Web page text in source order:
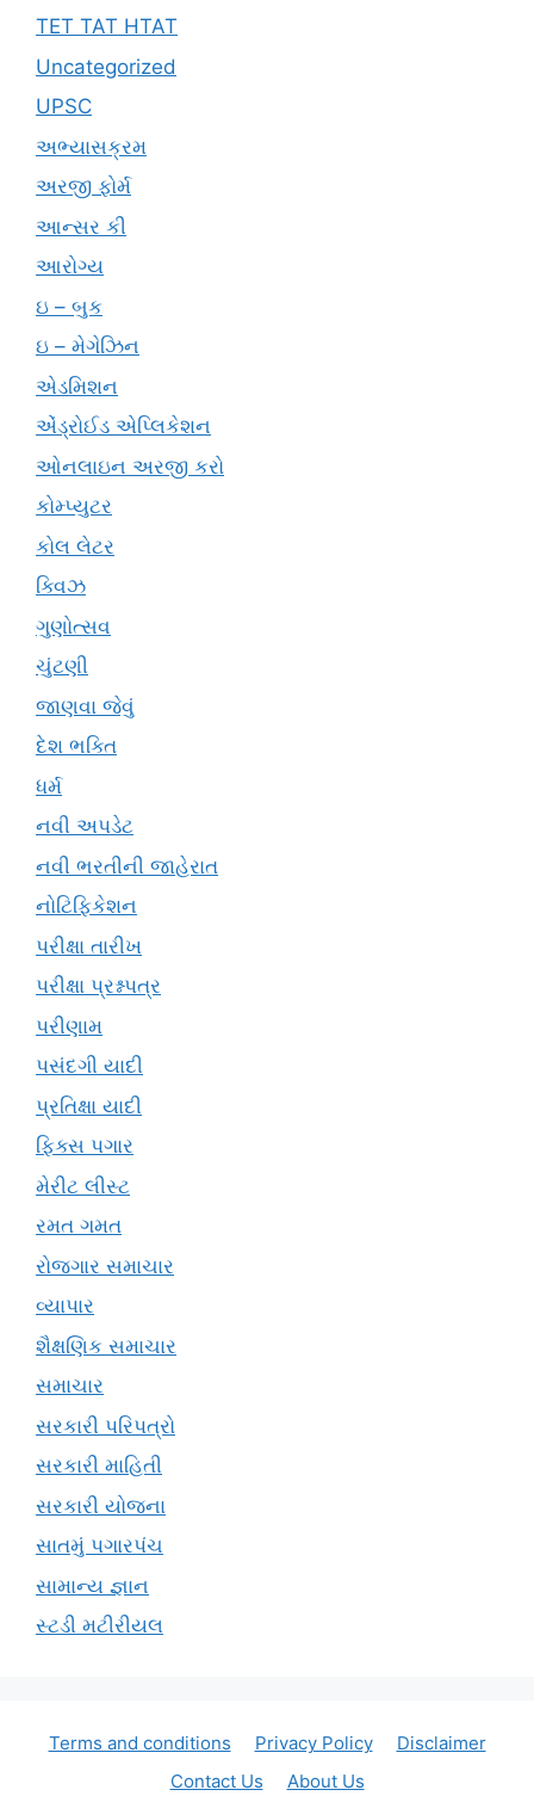
TET TAT HTAT
Uncategorized
UPSC
અભ્યાસક્રમ
અરજી ફોર્મ
આન્સર કી
આરોગ્ય
ઇ – બુક
ઇ – મેગેઝિન
એડમિશન
એંડ્રોઈડ એપ્લિકેશન
ઓનલાઇન અરજી કરો
કોમ્પ્યુટર
કોલ લેટર
ક્વિઝ
ગુણોત્સવ
ચુંટણી
જાણવા જેવું
દેશ ભક્તિ
ધર્મ
નવી અપડેટ
નવી ભરતીની જાહેરાત
નોટિફિકેશન
પરીક્ષા તારીખ
પરીક્ષા પ્રશ્નપત્ર
પરીણામ
પસંદગી યાદી
પ્રતિક્ષા યાદી
ફિક્સ પગાર
મેરીટ લીસ્ટ
રમત ગમત
રોજગાર સમાચાર
વ્યાપાર
શૈક્ષણિક સમાચાર
સમાચાર
સરકારી પરિપત્રો
સરકારી માહિતી
સરકારી યોજના
સાતમું પગારપંચ
સામાન્ય જ્ઞાન
સ્ટડી મટીરીયલ
Terms and conditions Privacy Policy
Disclaimer
Contact Us
About Us